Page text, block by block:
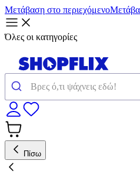
Μετάβαση στο περιεχόμενο
Όλες οι κατηγορίες
Πίσω